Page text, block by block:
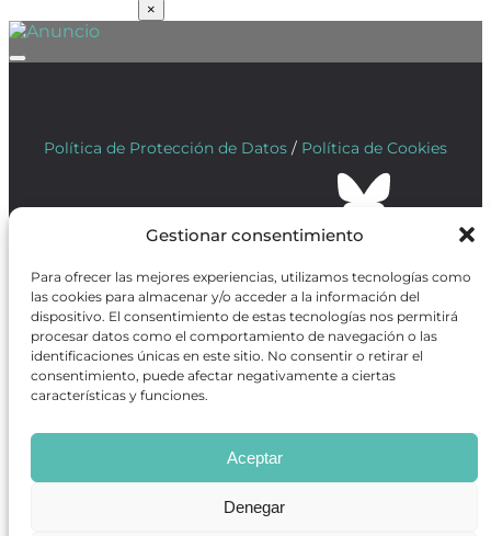
Gestionar consentimiento
Para ofrecer las mejores experiencias, utilizamos tecnologías como
las cookies para almacenar y/o acceder a la información del
dispositivo. El consentimiento de estas tecnologías nos permitirá
procesar datos como el comportamiento de navegación o las
identificaciones únicas en este sitio. No consentir o retirar el
consentimiento, puede afectar negativamente a ciertas
características y funciones.
Aceptar
Denegar
×
Política de Protección de Datos / Política de Cookies
REVISTA ONLINE
CARTELERA TEATRO MADRID
CENTROS DE FORMACIÓN
PREMIOS GODOT
CONCURSOS
SOBRE NOSOTROS
CONTACTO
BÚSQUEDA AVANZADA DE OBRAS